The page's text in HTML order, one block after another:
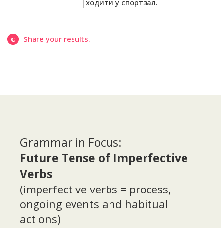
ходити у спортзал.
c Share your results.
Grammar in Focus:
Future Tense of Imperfective
Verbs
(imperfective verbs = process,
ongoing events and habitual
actions)